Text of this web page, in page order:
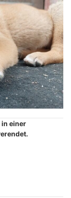
in einer